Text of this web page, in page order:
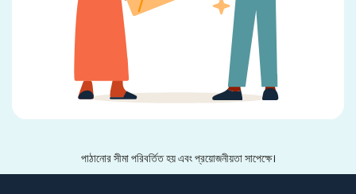
পাঠানোর সীমা পরিবর্তিত হয় এবং প্রয়োজনীয়তা সাপেক্ষে।